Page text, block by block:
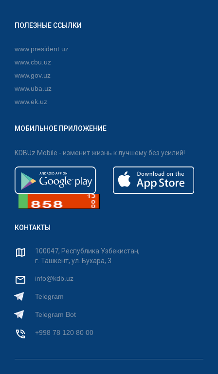
ПОЛЕЗНЫЕ ССЫЛКИ
www.president.uz
www.cbu.uz
www.gov.uz
www.uba.uz
www.ek.uz
МОБИЛЬНОЕ ПРИЛОЖЕНИЕ
KDBUz Mobile - изменит жизнь к лучшему без усилий!
КОНТАКТЫ
100047, Республика Узбекистан,
г. Ташкент, ул. Бухара, 3
info@kdb.uz
Telegram
Telegram Bot
+998 78 120 80 00